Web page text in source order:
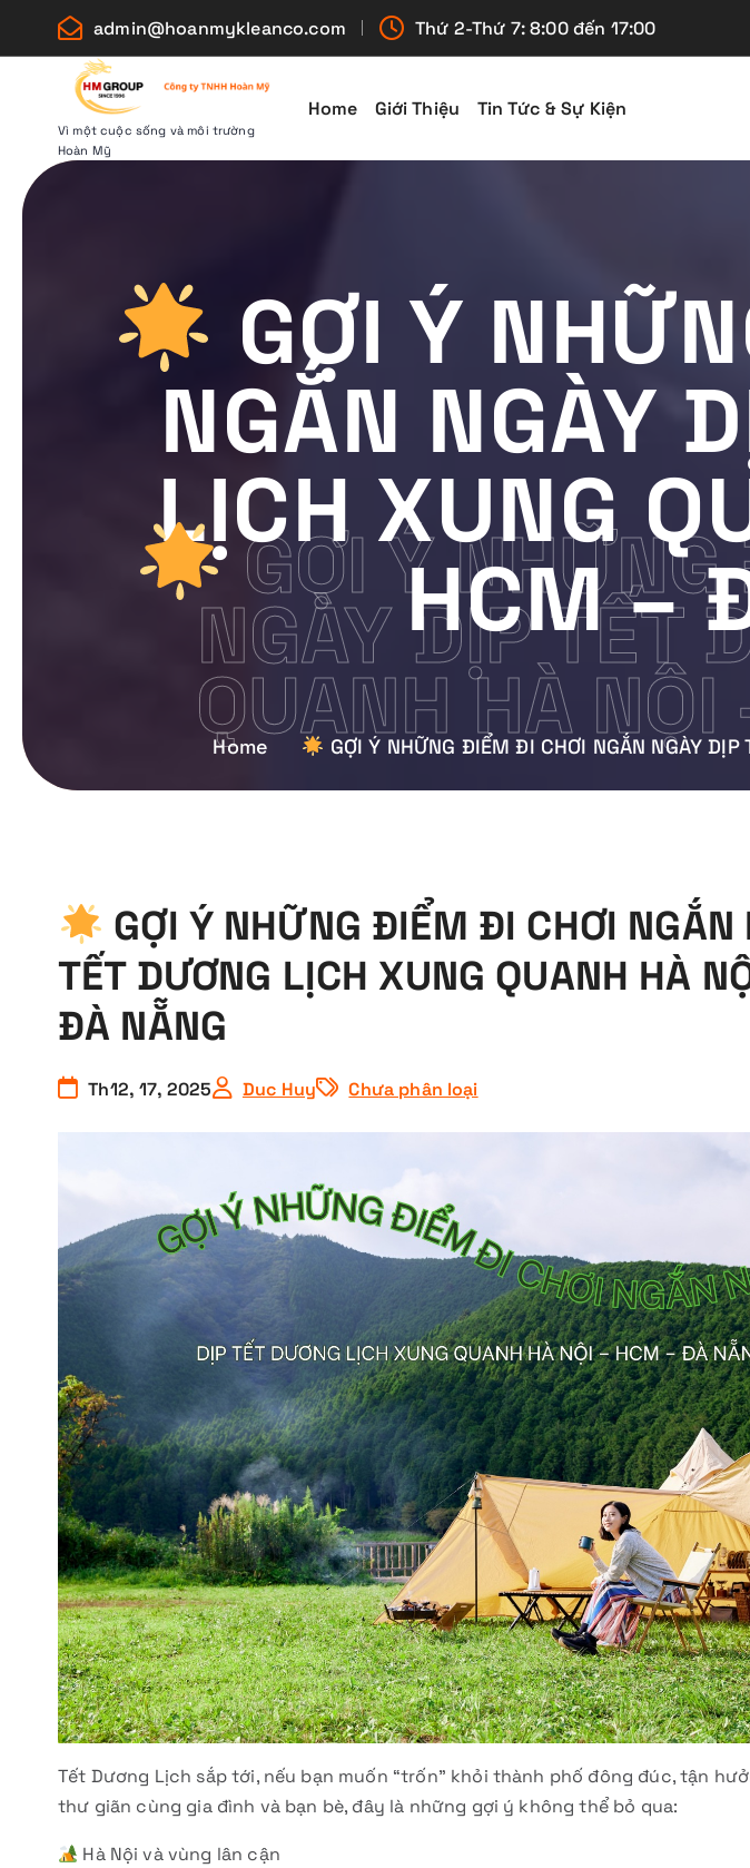
admin@hoanmykleanco.com Thứ 2-Thứ 7: 8:00 đến 17:00
Vì một cuộc sống và môi trường
Hoàn Mỹ
Home Giới Thiệu Tin Tức & Sự Kiện
GỢI Ý
NGÀY DỊP TẾT
QUANH HÀ
GỢI Ý
NGẮN NGÀY
LỊCH XUNG
HCM –
Home GỢI Ý NHỮNG ĐIỂM ĐI CHƠI NGẮN NGÀY
GỢI Ý NHỮNG ĐIỂM ĐI CHƠI NGẮN
TẾT DƯƠNG LỊCH XUNG QUANH HÀ
ĐÀ NẴNG
Th12, 17, 2025 Duc Huy Chưa phân loại
Tết Dương Lịch sắp tới, nếu bạn muốn “trốn” khỏi thành phố đông đúc, tận
thư giãn cùng gia đình và bạn bè, đây là những gợi ý không thể bỏ qua:
Hà Nội và vùng lân cận